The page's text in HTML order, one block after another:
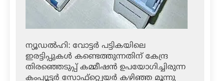
ന്യൂഡല്‍ഹി: വോട്ടര്‍ പട്ടികയിലെ
ഇരട്ടിപ്പുകള്‍ കണ്ടെത്തുന്നതിന് കേന്ദ്ര
തിരഞ്ഞെടുപ്പ് കമ്മീഷന്‍ ഉപയോഗിച്ചിരുന്ന
കംപ്യൂട്ടര്‍ സോഫ്‌റ്റ്വെയര്‍ കഴിഞ്ഞ മൂന്നു